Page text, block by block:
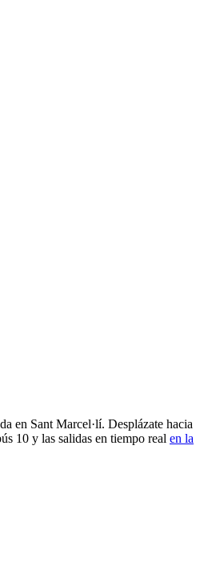
en Sant Marcel·lí. Desplázate hacia
10 y las salidas en tiempo real en la